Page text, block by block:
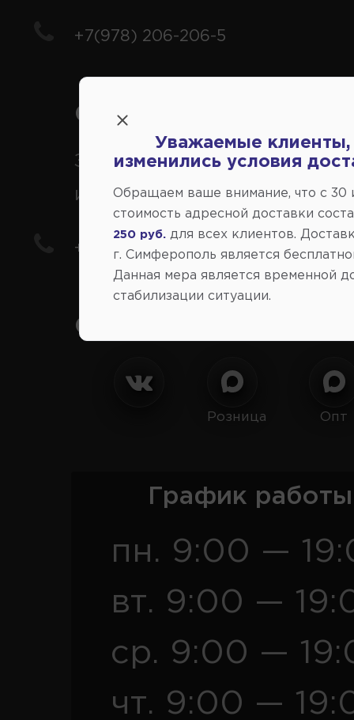
+7(978) 206-206-5
Справочный центр:
Заказ шин, дисков,
иномарки
+7(978) 206-206-8
Социальные сети:
Розница Опт
График
пн. 9:00 —
вт. 9:00 —
ср. 9:00 —
чт. 9:00 —
Уважаемые клиенты,
изменились условия
Обращаем ваше внимание, что c 30
стоимость адресной доставки
250 руб.
для всех клиентов.
г. Симферополь является
Данная мера является временной
стабилизации ситуации.